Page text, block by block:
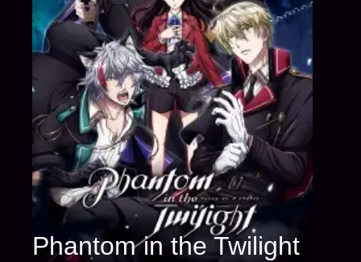
Phantom in the Twilight